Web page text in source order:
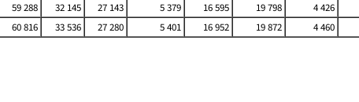
59 288 32 145 27 143 5 379 16 595 19 798 4 426
60 816 33 536 27 280 5 401 16 952 19 872 4 460